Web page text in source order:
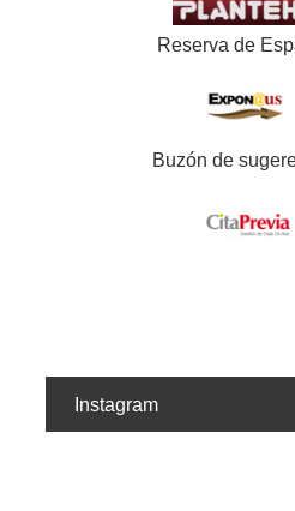
Reserva de
Buzón de
Instagram